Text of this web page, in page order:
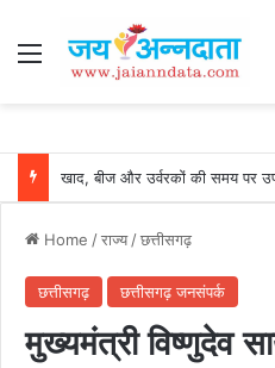
Menu
Home /राज्य/छत्तीसगढ़
छत्तीसगढ़ छत्तीसगढ़ जनसंपर्क
मुख्यमंत्री विष्णुदेव